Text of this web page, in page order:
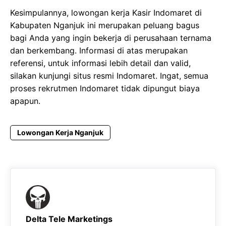
Kesimpulannya, lowongan kerja Kasir Indomaret di
Kabupaten Nganjuk ini merupakan peluang bagus
bagi Anda yang ingin bekerja di perusahaan ternama
dan berkembang. Informasi di atas merupakan
referensi, untuk informasi lebih detail dan valid,
silakan kunjungi situs resmi Indomaret. Ingat, semua
proses rekrutmen Indomaret tidak dipungut biaya
apapun.
Lowongan Kerja Nganjuk
Delta Tele Marketings